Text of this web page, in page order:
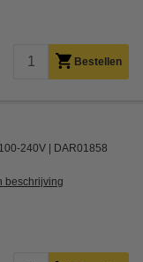
Bestellen
100-240V DAR01858
beschrijving